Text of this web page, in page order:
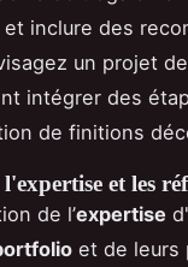
inclure des
un projet
intégrer des
de finitions
et les
de l’expertise
et de leurs